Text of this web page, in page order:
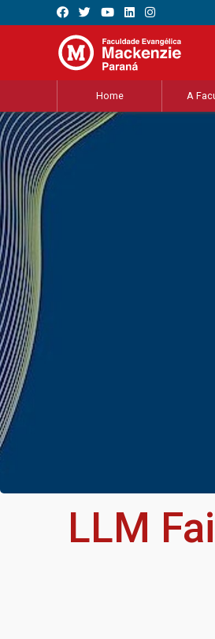
Home A
LLM